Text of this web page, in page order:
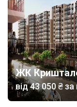
ЖК
від‍43 050 ₴за